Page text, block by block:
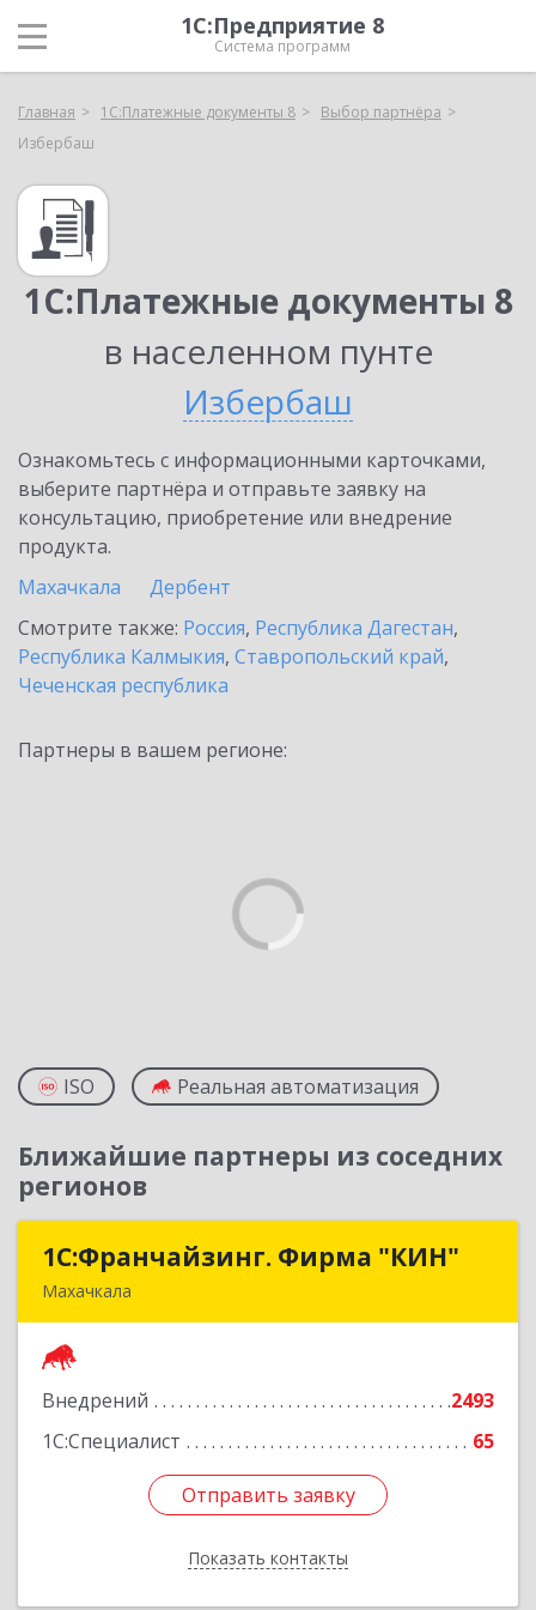
1С:Предприятие 8
Система программ
Главная 1С:Платежные документы 8
Выбор партнёра
Избербаш
1С:Платежные документы 8
в населенном пунте
Избербаш
Ознакомьтесь с информационными карточками,
выберите партнёра и отправьте заявку на
консультацию, приобретение или внедрение
продукта.
Махачкала
Дербент
Смотрите также: Россия, Республика Дагестан,
Республика Калмыкия, Ставропольский край,
Чеченская республика
Партнеры в вашем регионе:
ISO Реальная автоматизация
Ближайшие партнеры из соседних
регионов
1С:Франчайзинг. Фирма "КИН"
Махачкала
Внедрений
2493
1С:Специалист
65
Отправить заявку
Показать контакты
1С:Франчайзинг. Фирма "КИН"
Подробнее
Отправить заявку
Назад